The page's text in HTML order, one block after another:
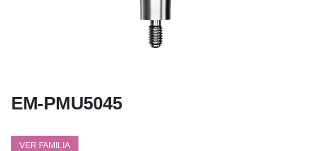
EM-PMU5045
VER FAMILIA